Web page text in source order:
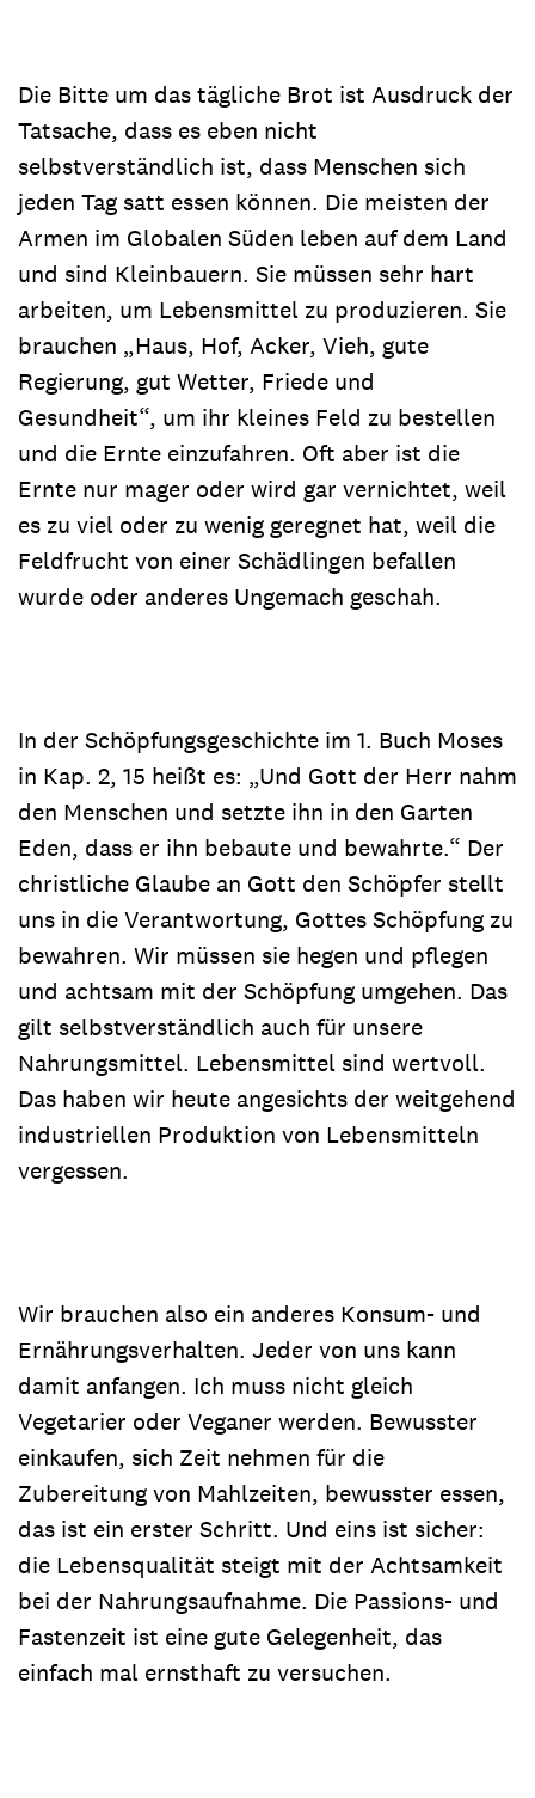
Die Bitte um das tägliche Brot ist Ausdruck der
Tatsache, dass es eben nicht
selbstverständlich ist, dass Menschen sich
jeden Tag satt essen können. Die meisten der
Armen im Globalen Süden leben auf dem Land
und sind Kleinbauern. Sie müssen sehr hart
arbeiten, um Lebensmittel zu produzieren. Sie
brauchen „Haus, Hof, Acker, Vieh, gute
Regierung, gut Wetter, Friede und
Gesundheit“, um ihr kleines Feld zu bestellen
und die Ernte einzufahren. Oft aber ist die
Ernte nur mager oder wird gar vernichtet, weil
es zu viel oder zu wenig geregnet hat, weil die
Feldfrucht von einer Schädlingen befallen
wurde oder anderes Ungemach geschah.
In der Schöpfungsgeschichte im 1. Buch Moses
in Kap. 2, 15 heißt es: „Und Gott der Herr nahm
den Menschen und setzte ihn in den Garten
Eden, dass er ihn bebaute und bewahrte.“ Der
christliche Glaube an Gott den Schöpfer stellt
uns in die Verantwortung, Gottes Schöpfung zu
bewahren. Wir müssen sie hegen und pflegen
und achtsam mit der Schöpfung umgehen. Das
gilt selbstverständlich auch für unsere
Nahrungsmittel. Lebensmittel sind wertvoll.
Das haben wir heute angesichts der weitgehend
industriellen Produktion von Lebensmitteln
vergessen.
Wir brauchen also ein anderes Konsum- und
Ernährungsverhalten. Jeder von uns kann
damit anfangen. Ich muss nicht gleich
Vegetarier oder Veganer werden. Bewusster
einkaufen, sich Zeit nehmen für die
Zubereitung von Mahlzeiten, bewusster essen,
das ist ein erster Schritt. Und eins ist sicher:
die Lebensqualität steigt mit der Achtsamkeit
bei der Nahrungsaufnahme. Die Passions- und
Fastenzeit ist eine gute Gelegenheit, das
einfach mal ernsthaft zu versuchen.